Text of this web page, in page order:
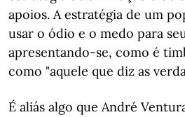
apoios. A estratégia de um
usar o ódio e o medo para
apresentando-se, como é
como "aquele que diz as
É aliás algo que André